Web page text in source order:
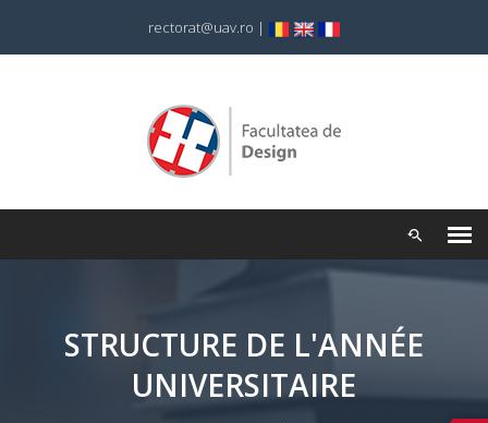
rectorat@uav.ro |
STRUCTURE DE L'ANNÉE
UNIVERSITAIRE